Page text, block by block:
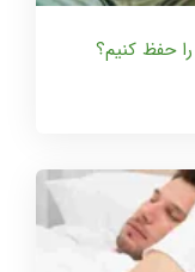
حفظ کنیم؟